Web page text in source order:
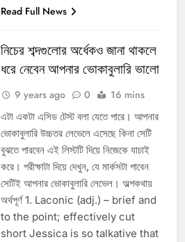
Read Full News
নিচের শব্দগুলোর অর্ধেকও জানা থাকলে
ধরে নেবেন আপনার ভোকাবুলারি ভালো
9 years ago 0 16 mins
এটা একটা এসিড টেস্ট বলা যেতে পারে। আপনার
ভোকাবুলারি উচ্চতর লেভেলে এসেছে কিনা সেটি
বুঝতে পারবেন এই লিস্টটি দিয়ে নিজেকে যাচাই
করে। পরীক্ষাটা দিয়ে দেখুন, যে মার্কসটা পাবেন
সেটিই আপনার ভোকাবুলারি লেভেল। অল্পকথায়
অর্থপূর্ণ 1. Laconic (adj.) – brief and
to the point; effectively cut
short Jessica is so talkative that